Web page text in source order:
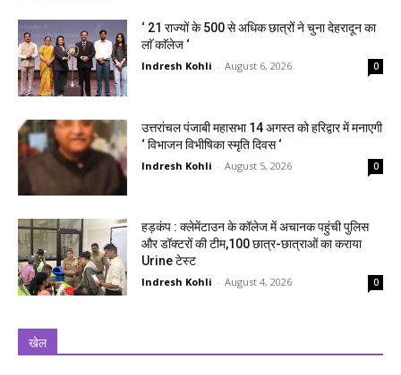
‘ 21 राज्यों के 500 से अधिक छात्रों ने चुना देहरादून का
लाॅ काॅलेज ‘
Indresh Kohli - August 6, 2026 0
उत्तरांचल पंजाबी महासभा 14 अगस्त को हरिद्वार में मनाएगी
‘ विभाजन विभीषिका स्मृति दिवस ‘
Indresh Kohli - August 5, 2026 0
हड़कंप : क्लेमेंटाउन के कॉलेज में अचानक पहुंची पुलिस
और डॉक्टरों की टीम,100 छात्र-छात्राओं का कराया
Urine टेस्ट
Indresh Kohli - August 4, 2026 0
खेल